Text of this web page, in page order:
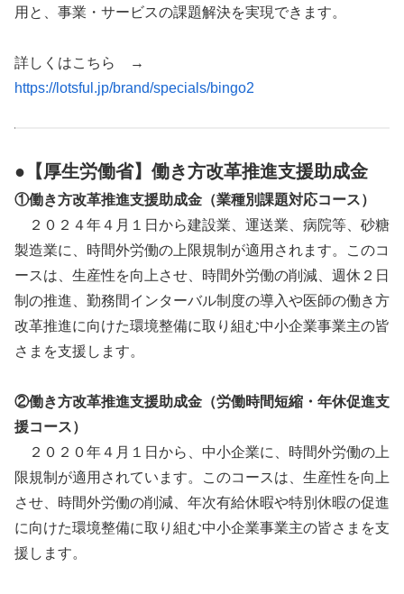
用と、事業・サービスの課題解決を実現できます。
詳しくはこちら →
https://lotsful.jp/brand/specials/bingo2
●【厚生労働省】働き方改革推進支援助成金
①働き方改革推進支援助成金（業種別課題対応コース）
２０２４年４月１日から建設業、運送業、病院等、砂糖
製造業に、時間外労働の上限規制が適用されます。このコ
ースは、生産性を向上させ、時間外労働の削減、週休２日
制の推進、勤務間インターバル制度の導入や医師の働き方
改革推進に向けた環境整備に取り組む中小企業事業主の皆
さまを支援します。
②働き方改革推進支援助成金（労働時間短縮・年休促進支
援コース）
２０２０年４月１日から、中小企業に、時間外労働の上
限規制が適用されています。このコースは、生産性を向上
させ、時間外労働の削減、年次有給休暇や特別休暇の促進
に向けた環境整備に取り組む中小企業事業主の皆さまを支
援します。